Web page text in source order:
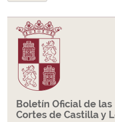
Boletín Oficial de las
Cortes de Castilla y